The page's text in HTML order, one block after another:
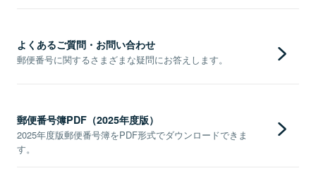
よくあるご質問・お問い合わせ
郵便番号に関するさまざまな疑問にお答えします。
郵便番号簿PDF（2025年度版）
2025年度版郵便番号簿をPDF形式でダウンロードできま
す。